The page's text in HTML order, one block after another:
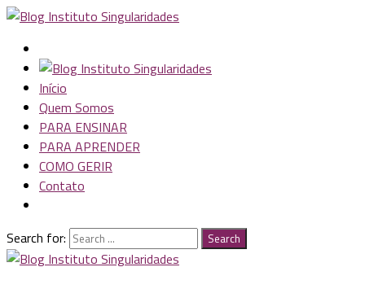
Início
Quem Somos
PARA ENSINAR
PARA APRENDER
COMO GERIR
Contato
Search for: Search